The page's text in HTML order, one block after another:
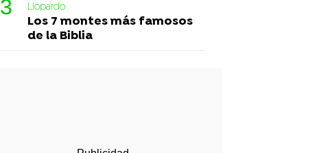
Liopardo
Los 7 montes más famosos
de la Biblia